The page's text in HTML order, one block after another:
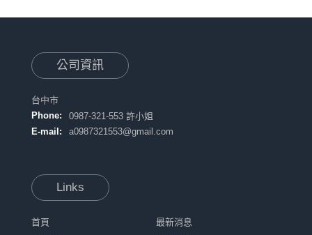
公司資訊
台中市
Phone:
0987-321-553 許小姐
E-mail:
a0987321553@gmail.com
Links
首頁
最新消息